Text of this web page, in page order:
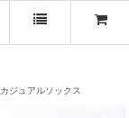
カジュアルソックス